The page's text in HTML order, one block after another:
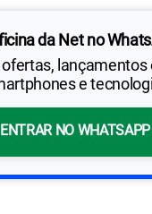
da Net no
lançamentos
e
NO